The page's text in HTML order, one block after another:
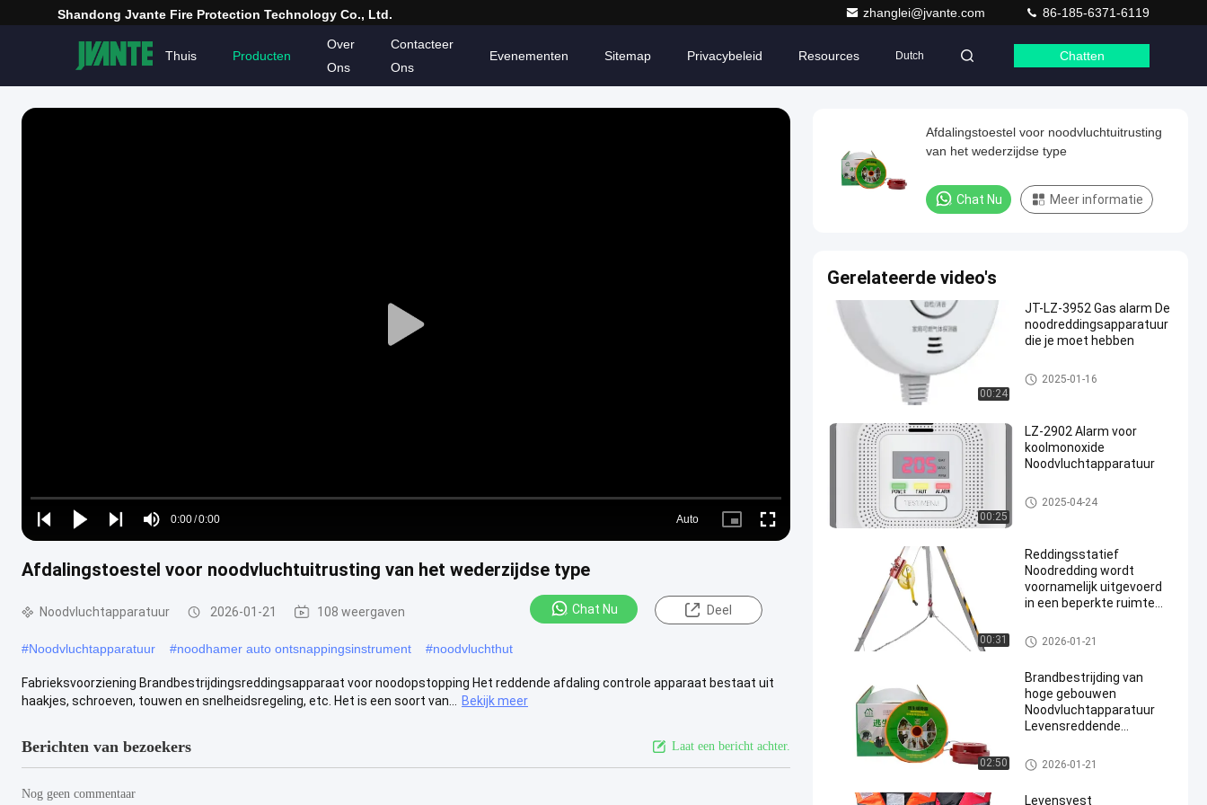
Shandong Jvante Fire Protection Technology Co., Ltd. zhanglei@jvante.com 86-185-6371-6119
Thuis Producten
Over
Ons
Contacteer
Ons
Evenementen Sitemap Privacybeleid Resources Dutch Chatten
Play
Play
Play
Play
Mute
Time
0:00/0:00
Loaded:
0%
Auto
Picture- Fullscreen
Afdalingstoestel voor noodvluchtuitrusting van het wederzijdse type
Noodvluchtapparatuur 2026-01-21 108 weergaven Chat Nu Deel
#Noodvluchtapparatuur #noodhamer auto ontsnappingsinstrument #noodvluchthut
Fabrieksvoorziening Brandbestrijdingsreddingsapparaat voor noodopstopping Het reddende afdaling controle apparaat bestaat uit
haakjes, schroeven, touwen en snelheidsregeling, etc. Het is een soort van...
Bekijk meer
Berichten van bezoekers Laat een bericht achter.
Nog geen commentaar
Afdalingstoestel voor noodvluchtuitrusting
van het wederzijdse type
Chat Nu Meer informatie
Gerelateerde video's
00:24
JT-LZ-3952 Gas alarm De
noodreddingsapparatuur
die je moet hebben
Noodvluchtapparatuur
2025-01-16
00:25
LZ-2902 Alarm voor
koolmonoxide
Noodvluchtapparatuur
Noodvluchtapparatuur
2025-04-24
00:31
Reddingsstatief
Noodredding wordt
voornamelijk uitgevoerd
in een beperkte ruimte
Noodvluchtapparatuur
2026-01-21
02:50
Brandbestrijding van
hoge gebouwen
Noodvluchtapparatuur
Levensreddende
Noodvluchtapparatuur
2026-01-21
Levensvest